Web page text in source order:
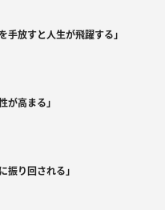
手放すと人生が飛躍する」
が高まる」
振り回される」